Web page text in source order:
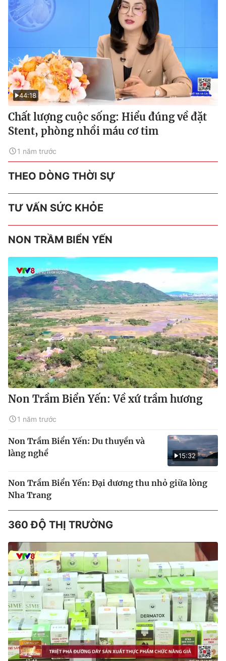
44:18
Chất lượng cuộc sống: Hiểu đúng về đặt
Stent, phòng nhồi máu cơ tim
1 năm trước
THEO DÒNG THỜI SỰ
TƯ VẤN SỨC KHỎE
NON TRẦM BIỂN YẾN
Non Trầm Biển Yến: Về xứ trầm hương
1 năm trước
15:32
Non Trầm Biển Yến: Du thuyền và
làng nghề
Non Trầm Biển Yến: Đại dương thu nhỏ giữa lòng
Nha Trang
360 ĐỘ THỊ TRƯỜNG